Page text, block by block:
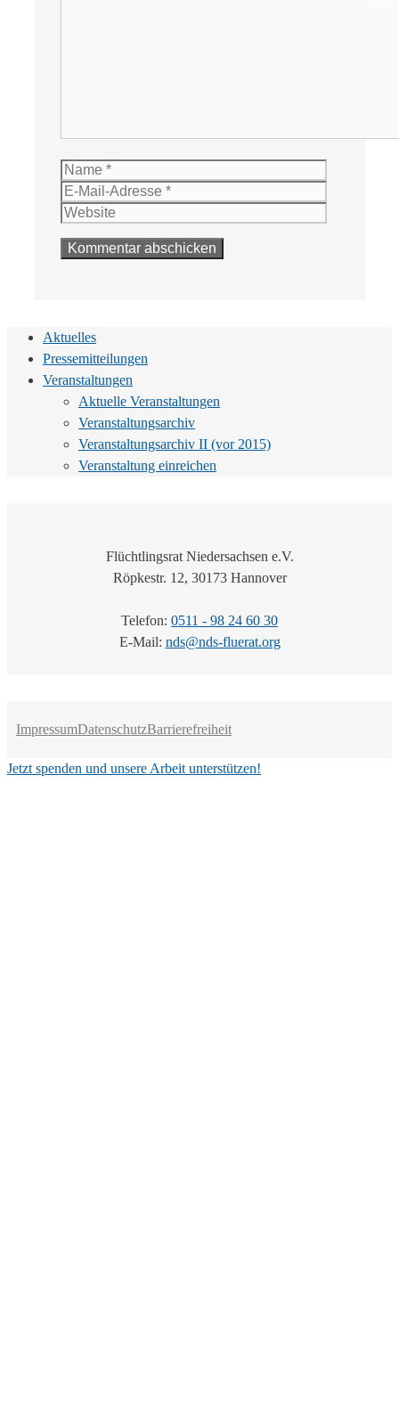
Name
Aktuelles
Pressemitteilungen
Veranstaltungen
Aktuelle Veranstaltungen
Veranstaltungsarchiv
Veranstaltungsarchiv II (vor 2015)
Veranstaltung einreichen
Flüchtlingsrat Niedersachsen e.V.
Röpkestr. 12, 30173 Hannover
Telefon: 0511 - 98 24 60 30
E-Mail: nds@nds-fluerat.org
ImpressumDatenschutzBarrierefreiheit
Jetzt spenden und unsere Arbeit unterstützen!